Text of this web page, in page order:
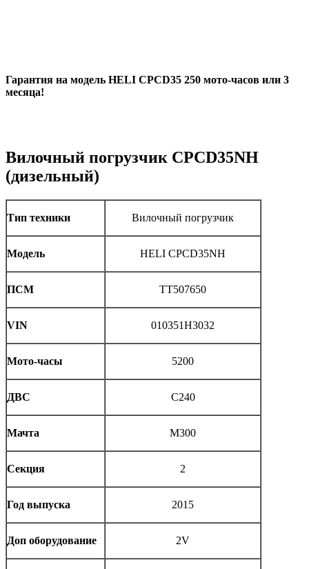
Гарантия на модель HELI CPCD35 250 мото-часов или 3
месяца!
Вилочный погрузчик CPCD35NH
(дизельный)
Тип техники Вилочный погрузчик
Модель HELI CPCD35NH
ПСМ TT507650
VIN 010351H3032
Мото-часы 5200
ДВС C240
Мачта M300
Секция 2
Год выпуска 2015
Доп оборудование 2V